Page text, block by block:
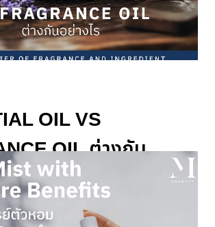
OIL VS
OIL ต่างกัน